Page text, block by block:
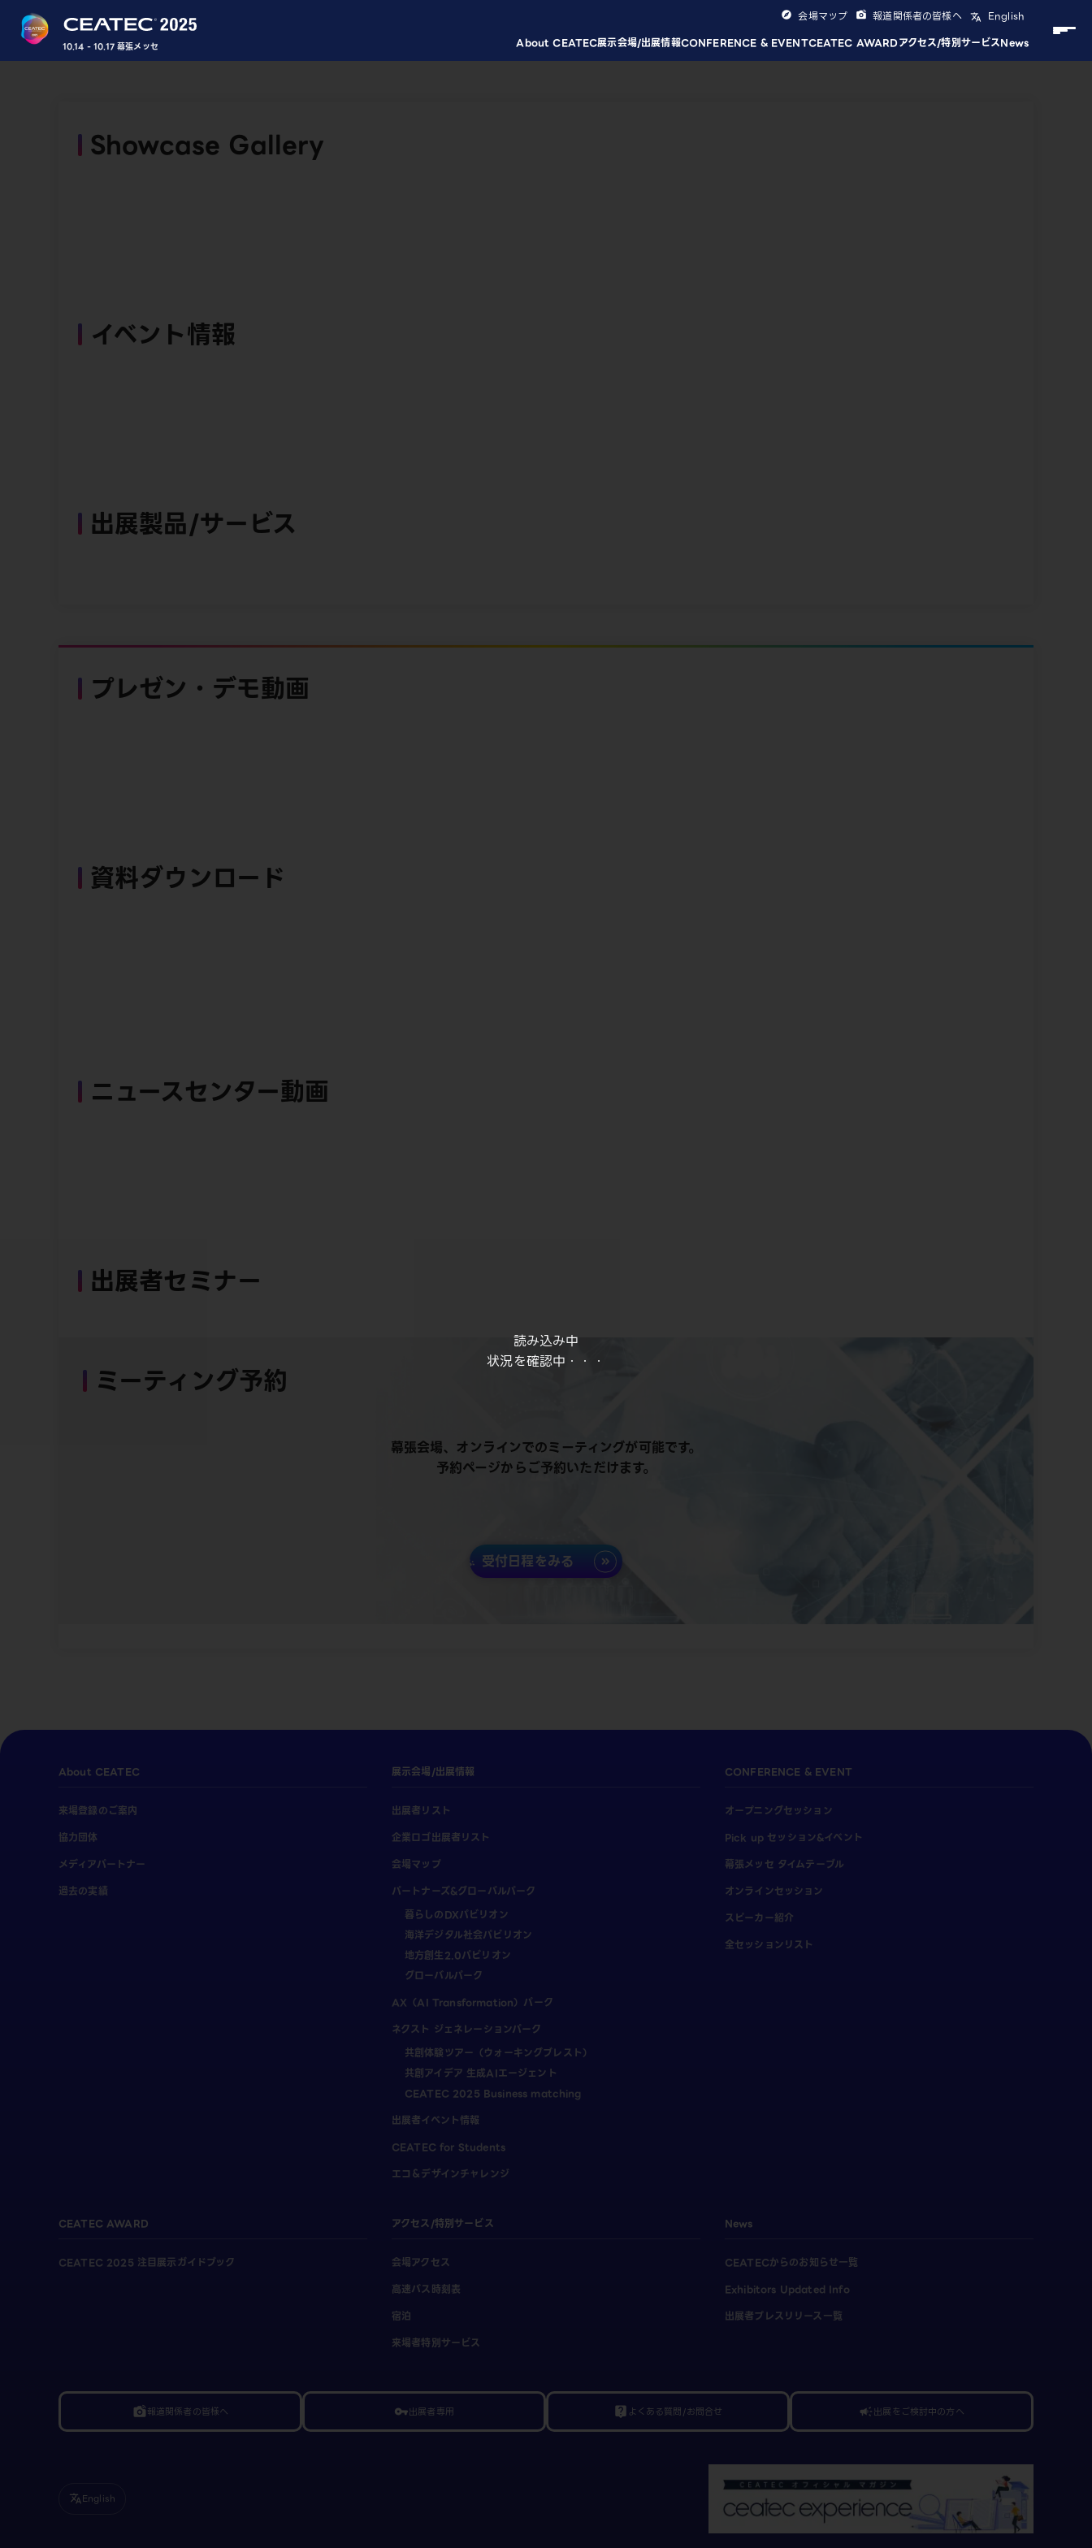
読み込み中
状況を確認中・・・
10.14 - 10.17 幕張メッセ About CEATEC展示会場/出展情報CONFERENCE & EVENTCEATEC AWARDアクセス/特別サービスNews
会場マップ 報道関係者の皆様へ English
Showcase Gallery
イベント情報
出展製品/サービス
プレゼン・デモ動画
資料ダウンロード
ニュースセンター動画
出展者セミナー
ミーティング予約
幕張会場、オンラインでのミーティングが可能です。
予約ページからご予約いただけます。
受付日程をみる
About CEATEC
来場登録のご案内
協力団体
メディアパートナー
過去の実績
展示会場/出展情報
出展者リスト
企業ロゴ出展者リスト
会場マップ
パートナーズ&グローバルパーク
暮らしのDXパビリオン
海洋デジタル社会パビリオン
地方創生2.0パビリオン
グローバルパーク
AX（AI Transformation）パーク
ネクスト ジェネレーションパーク
共創体験ツアー（ウォーキングブレスト）
共創アイデア 生成AIエージェント
CEATEC 2025 Business matching
出展者イベント情報
CEATEC for Students
エコ＆デザインチャレンジ
CONFERENCE & EVENT
オープニングセッション
Pick up セッション&イベント
幕張メッセ タイムテーブル
オンラインセッション
スピーカー紹介
全セッションリスト
CEATEC AWARD
CEATEC 2025 注目展示ガイドブック
アクセス/特別サービス
会場アクセス
高速バス時刻表
宿泊
来場者特別サービス
News
CEATECからのお知らせ一覧
Exhibitors Updated Info
出展者プレスリリース一覧
linked_camera報道関係者の皆様へ vpn_key出展者専用 live_help よくある質問/お問合せ campaign出展をご検討中の方へ
translateEnglish